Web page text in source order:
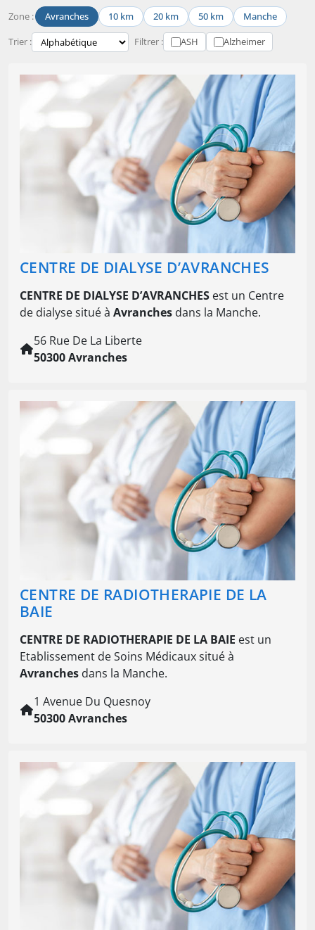
Zone : Avranches 10 km 20 km 50 km Manche
Trier : Filtrer : ASH Alzheimer
CENTRE DE DIALYSE D’AVRANCHES
CENTRE DE DIALYSE D’AVRANCHES est un Centre
de dialyse situé à Avranches dans la Manche.
56 Rue De La Liberte
50300 Avranches
CENTRE DE RADIOTHERAPIE DE LA
BAIE
CENTRE DE RADIOTHERAPIE DE LA BAIE est un
Etablissement de Soins Médicaux situé à
Avranches dans la Manche.
1 Avenue Du Quesnoy
50300 Avranches